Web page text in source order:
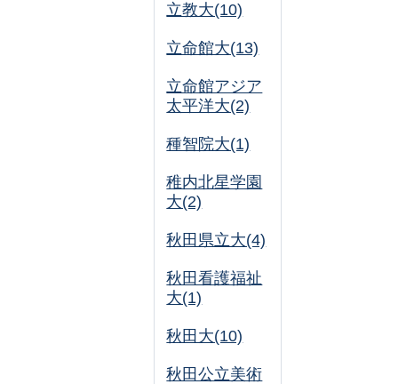
立教大(10)
立命館大(13)
立命館アジア
太平洋大(2)
種智院大(1)
稚内北星学園
大(2)
秋田県立大(4)
秋田看護福祉
大(1)
秋田大(10)
秋田公立美術